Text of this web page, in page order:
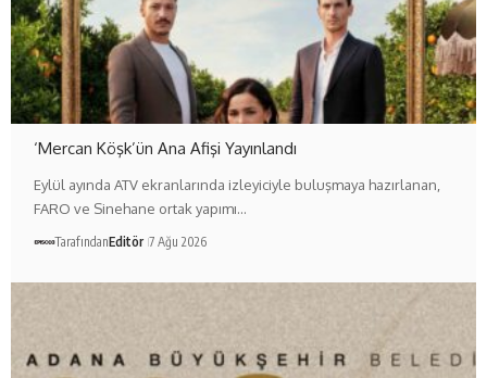
‘Mercan Köşk’ün Ana Afişi Yayınlandı
Eylül ayında ATV ekranlarında izleyiciyle buluşmaya hazırlanan,
FARO ve Sinehane ortak yapımı…
TarafındanEditör 7 Ağu 2026